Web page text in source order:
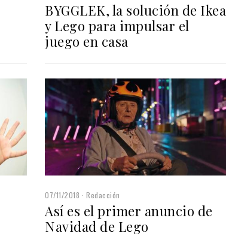
BYGGLEK, la solución de Ikea
y Lego para impulsar el
juego en casa
07/11/2018 Redacción
Así es el primer anuncio de
Navidad de Lego